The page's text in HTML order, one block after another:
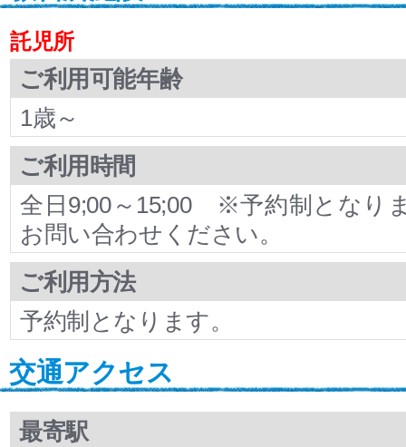
託児所
ご利用可能年齢
1歳～
ご利用時間
全日9;00～15;00 ※予約制となり
お問い合わせください。
ご利用方法
予約制となります。
交通アクセス
最寄駅